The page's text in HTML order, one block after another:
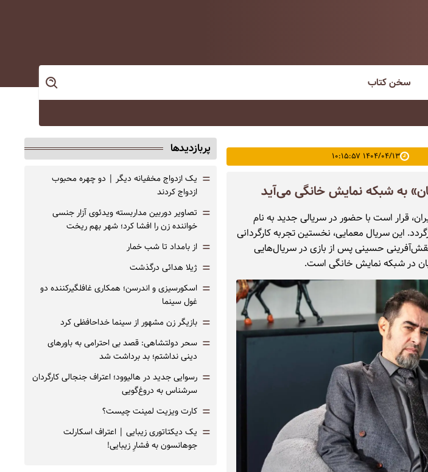
سخن کتاب
۱۴۰۴/۰۴/۱۳ ۱۰:۱۵:۵۷
به شبکه نمایش خانگی می‌آید
قرار است با حضور در سریالی جدید به نام
این سریال معمایی، نخستین تجربه کارگردانی
حسینی پس از بازی در سریال‌هایی
در شبکه نمایش خانگی است.
پربازدیدها
= یک ازدواج مخفیانه دیگر | دو چهره محبوب
ازدواج کردند
= تصاویر دوربین مداربسته ویدئوی آزار جنسی
خواننده زن را افشا کرد؛ شهر بهم ریخت
= از بامداد تا شب خمار
= ژیلا هدائی درگذشت
= اسکورسیزی و اندرسن؛ همکاری غافلگیرکننده دو
غول سینما
= بازیگر زن مشهور از سینما خداحافظی کرد
= سحر دولتشاهی: قصد بی احترامی به باورهای
دینی نداشتم؛ بد برداشت شد
= رسوایی جدید در هالیوود؛ اعتراف جنجالی کارگردان
سرشناس به دروغ‌گویی
= کارت ویزیت لمینت چیست؟
= یک دیکتاتوری زیبایی | اعتراف اسکارلت
جوهانسون به فشارِ زیبایی!